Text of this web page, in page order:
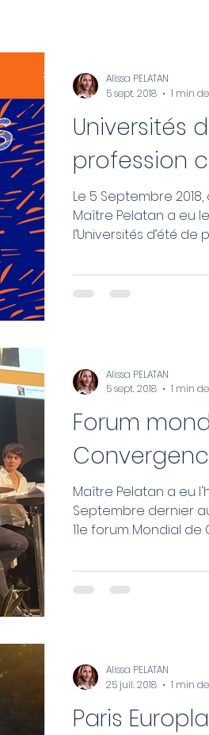
Universités
profession
Le 5 Septembre
Maître Pelatan a eu
l’Universités d’été de
Alissa PELATAN
5 sept. 2018
1 min
Forum
Maître Pelatan a eu
Septembre dernier
11e forum Mondial de
Alissa PELATAN
5 sept. 2018
1 min
Paris
Alissa PELATAN
25 juil. 2018
1 min